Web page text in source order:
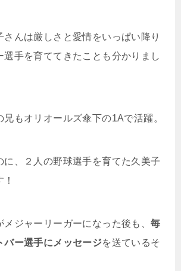
さんは厳しさと愛情をいっぱい降り
選手を育ててきたことも分かりまし
兄もオリオールズ傘下の1Aで活躍。
に、２人の野球選手を育てた久美子
メジャーリーガーになった後も 、毎
バー選手にメッセージを送ているそ